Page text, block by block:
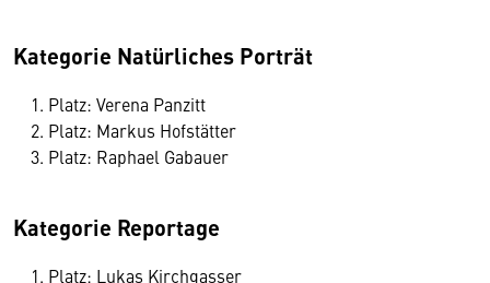
Kategorie Natürliches Porträt
Platz: Verena Panzitt
Platz: Markus Hofstätter
Platz: Raphael Gabauer
Kategorie Reportage
Platz: Lukas Kirchgasser